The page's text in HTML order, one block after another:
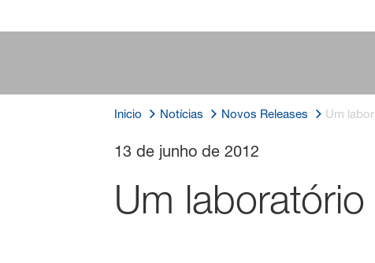
Inicio Notícias Novos Releases Um
13 de junho de 2012
Um